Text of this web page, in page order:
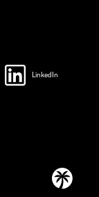
LinkedIn